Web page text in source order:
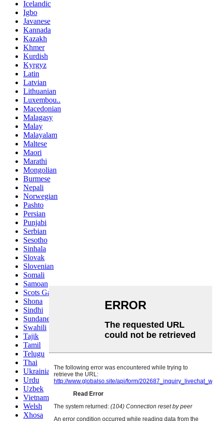
Icelandic
Igbo
Javanese
Kannada
Kazakh
Khmer
Kurdish
Kyrgyz
Latin
Latvian
Lithuanian
Luxembou..
Macedonian
Malagasy
Malay
Malayalam
Maltese
Maori
Marathi
Mongolian
Burmese
Nepali
Norwegian
Pashto
Persian
Punjabi
Serbian
Sesotho
Sinhala
Slovak
Slovenian
Somali
Samoan
Scots Gaelic
Shona
Sindhi
Sundanese
Swahili
Tajik
Tamil
Telugu
Thai
Ukrainian
Urdu
Uzbek
Vietnamese
Welsh
Xhosa